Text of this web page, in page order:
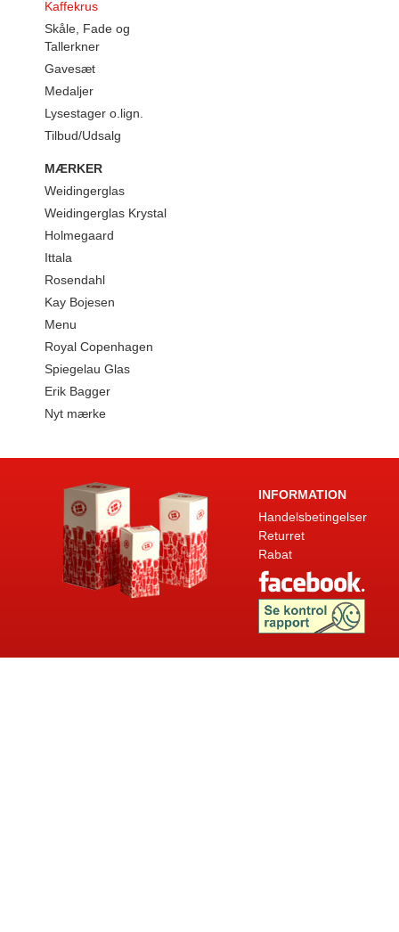
Kaffekrus
Skåle, Fade og
Tallerkner
Gavesæt
Medaljer
Lysestager o.lign.
Tilbud/Udsalg
MÆRKER
Weidingerglas
Weidingerglas Krystal
Holmegaard
Ittala
Rosendahl
Kay Bojesen
Menu
Royal Copenhagen
Spiegelau Glas
Erik Bagger
Nyt mærke
INFORMATION
Handelsbetingelser
Returret
Rabat